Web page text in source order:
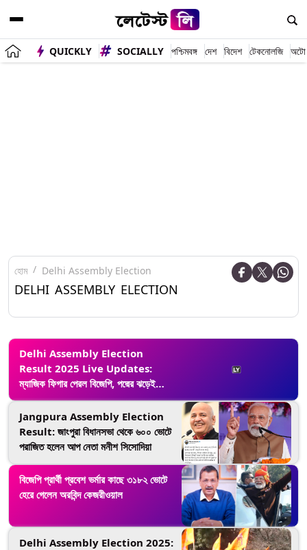
QUICKLY SOCIALLY পশ্চিমবঙ্গ দেশ বিদেশ টেকনোলজি অটো
হোম Delhi Assembly Election
DELHI ASSEMBLY ELECTION
Delhi Assembly Election
Result 2025 Live Updates:
ম্যাজিক ফিগার পেরল বিজেপি, পদ্মের ঝড়েই
রাজধানীতে সাফ ‘ঝাড়ু’
Jangpura Assembly Election
Result: জাংপুরা বিধানসভা থেকে ৬০০ ভোটে
পরাজিত হলেন আপ নেতা মনীশ সিসোদিয়া
বিজেপি প্রার্থী প্রবেশ ভর্মার কাছে ৩১৮২ ভোটে
হেরে গেলেন অরবিন্দ কেজরীওয়াল
Delhi Assembly Election 2025: